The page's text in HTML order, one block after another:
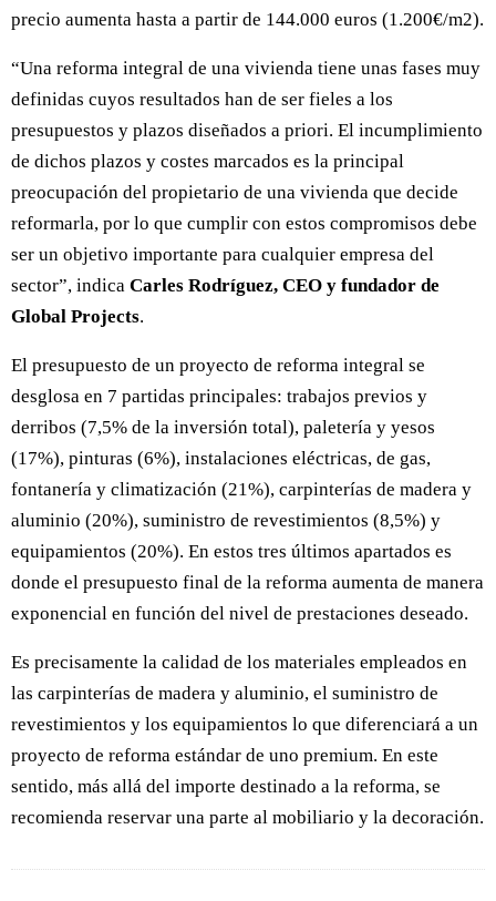
precio aumenta hasta a partir de 144.000 euros (1.200€/m2).
“Una reforma integral de una vivienda tiene unas fases muy
definidas cuyos resultados han de ser fieles a los
presupuestos y plazos diseñados a priori. El incumplimiento
de dichos plazos y costes marcados es la principal
preocupación del propietario de una vivienda que decide
reformarla, por lo que cumplir con estos compromisos debe
ser un objetivo importante para cualquier empresa del
sector”, indica Carles Rodríguez, CEO y fundador de
Global Projects.
El presupuesto de un proyecto de reforma integral se
desglosa en 7 partidas principales: trabajos previos y
derribos (7,5% de la inversión total), paletería y yesos
(17%), pinturas (6%), instalaciones eléctricas, de gas,
fontanería y climatización (21%), carpinterías de madera y
aluminio (20%), suministro de revestimientos (8,5%) y
equipamientos (20%). En estos tres últimos apartados es
donde el presupuesto final de la reforma aumenta de manera
exponencial en función del nivel de prestaciones deseado.
Es precisamente la calidad de los materiales empleados en
las carpinterías de madera y aluminio, el suministro de
revestimientos y los equipamientos lo que diferenciará a un
proyecto de reforma estándar de uno premium. En este
sentido, más allá del importe destinado a la reforma, se
recomienda reservar una parte al mobiliario y la decoración.